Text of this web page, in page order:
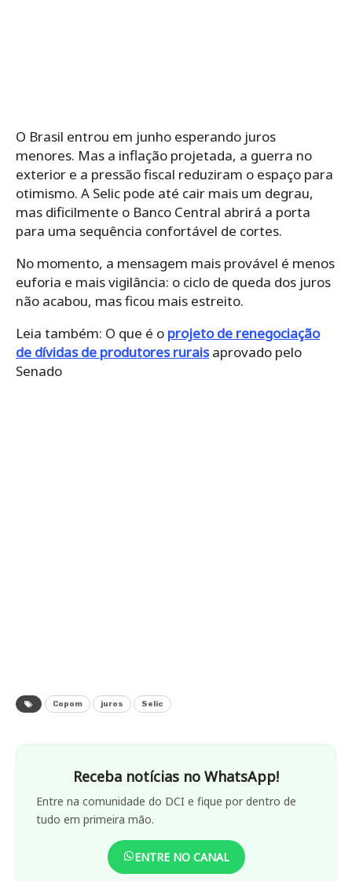
O Brasil entrou em junho esperando juros
menores. Mas a inflação projetada, a guerra no
exterior e a pressão fiscal reduziram o espaço para
otimismo. A Selic pode até cair mais um degrau,
mas dificilmente o Banco Central abrirá a porta
para uma sequência confortável de cortes.
No momento, a mensagem mais provável é menos
euforia e mais vigilância: o ciclo de queda dos juros
não acabou, mas ficou mais estreito.
Leia também: O que é o projeto de renegociação
de dívidas de produtores ruraisaprovado pelo
Senado
Copom juros Selic
Receba notícias no WhatsApp!
Entre na comunidade do DCI e fique por dentro de
tudo em primeira mão.
ENTRE NO CANAL